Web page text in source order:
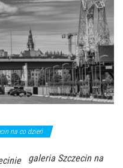
na co dzień
galeria Szczecin na